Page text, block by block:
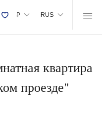
₽ RUS
квартира
проезде"